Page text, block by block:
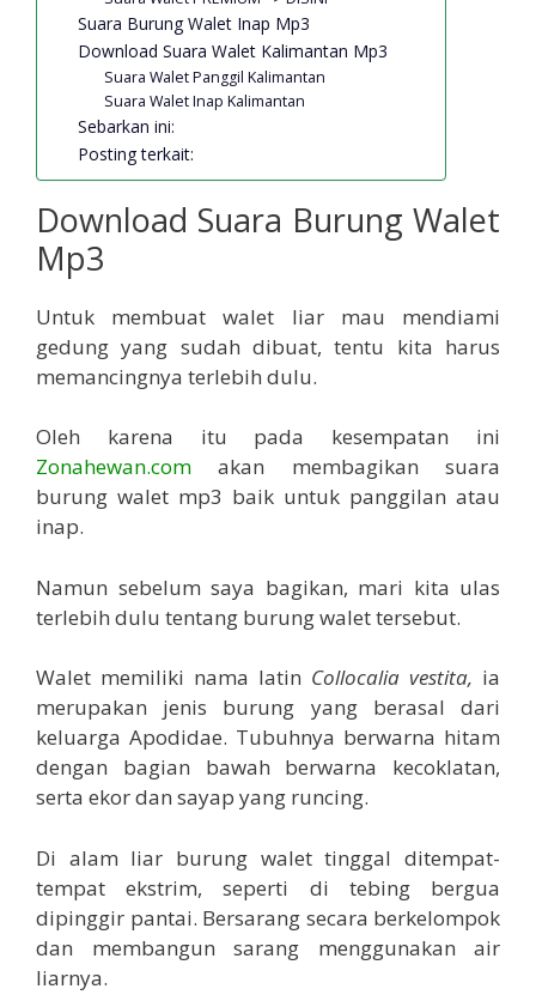
Suara Burung Walet Inap Mp3
Download Suara Walet Kalimantan Mp3
Suara Walet Panggil Kalimantan
Suara Walet Inap Kalimantan
Sebarkan ini:
Posting terkait:
Download Suara Burung Walet
Mp3
Untuk membuat walet liar mau mendiami
gedung yang sudah dibuat, tentu kita harus
memancingnya terlebih dulu.
Oleh karena itu pada kesempatan ini
Zonahewan.com akan membagikan suara
burung walet mp3 baik untuk panggilan atau
inap.
Namun sebelum saya bagikan, mari kita ulas
terlebih dulu tentang burung walet tersebut.
Walet memiliki nama latin Collocalia vestita, ia
merupakan jenis burung yang berasal dari
keluarga Apodidae. Tubuhnya berwarna hitam
dengan bagian bawah berwarna kecoklatan,
serta ekor dan sayap yang runcing.
Di alam liar burung walet tinggal ditempat-
tempat ekstrim, seperti di tebing bergua
dipinggir pantai. Bersarang secara berkelompok
dan membangun sarang menggunakan air
liarnya.